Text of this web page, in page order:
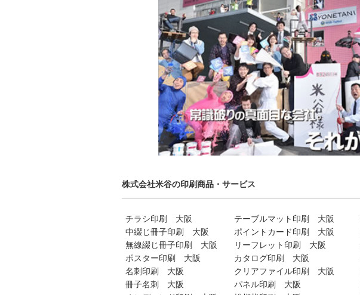
株式会社米谷の印刷商品・サービス
チラシ印刷 大阪
中綴じ冊子印刷 大阪
無線綴じ冊子印刷 大阪
ポスター印刷 大阪
名刺印刷 大阪
冊子名刺 大阪
テーブルマット印刷 大阪
ポイントカード印刷 大阪
リーフレット印刷 大阪
カタログ印刷 大阪
クリアファイル印刷 大阪
パネル印刷 大阪